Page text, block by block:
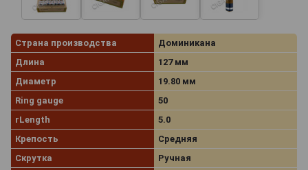
Страна производства
Доминикана
Длина
127 мм
Диаметр
19.80 мм
Ring gauge
50
rLength
5.0
Крепость
Средняя
Скрутка
Ручная